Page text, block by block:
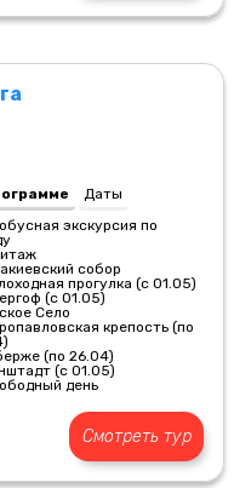
Даты
экскурсия по
собор
прогулка (с 01.05)
(с 01.05)
Село
крепость (по
(по 26.04)
(с 01.05)
день
Смотреть тур